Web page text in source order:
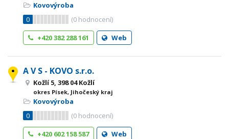
Kovovýroba
0
(0 hodnocení)
+420 382 288 161
Web
A V S - KOVO s.r.o.
Kožlí 5, 398 04 Kožlí
okres Písek, Jihočeský kraj
Kovovýroba
0
(0 hodnocení)
+420 602 158 587
Web